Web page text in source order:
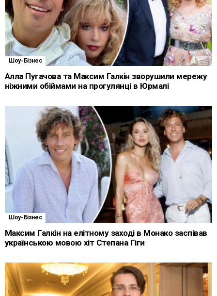
Шоу-Бізнес
Алла Пугачова та Максим Галкін зворушили мережу
ніжними обіймами на прогулянці в Юрмалі
Шоу-Бізнес
Максим Галкін на елітному заході в Монако заспівав
українською мовою хіт Степана Гіги